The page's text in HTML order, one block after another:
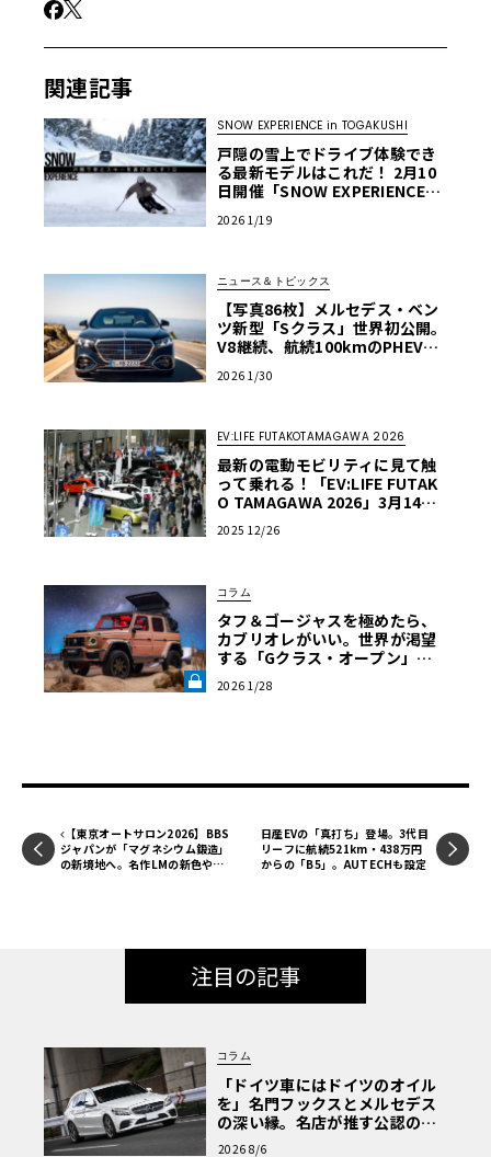
関連記事
SNOW EXPERIENCE in TOGAKUSHI
戸隠の雪上でドライブ体験でき
る最新モデルはこれだ！ 2月10
日開催「SNOW EXPERIENCE」
2026 1/19
ニュース＆トピックス
【写真86枚】メルセデス・ベン
ツ新型「Sクラス」世界初公開。
V8継続、航続100kmのPHEV、
の1台はどこまで進化したのか？
2026 1/30
EV:LIFE FUTAKOTAMAGAWA 2026
最新の電動モビリティに見て触
って乗れる！「EV:LIFE FUTAK
O TAMAGAWA 2026」3月14・1
2025 12/26
コラム
タフ＆ゴージャスを極めたら、
カブリオレがいい。世界が渇望
する「Gクラス・オープン」の
第2回《LE VOLANT LAB》
2026 1/28
【東京オートサロン2026】BBS
ジャパンが「マグネシウム鍛造」
の新境地へ。名作LMの新色や、
日産EVの「真打ち」登場。3代目
リーフに航続521km・438万円
からの「B5」。AUTECHも設定
注目の記事
コラム
「ドイツ車にはドイツのオイル
を」名門フックスとメルセデス
の深い縁。名店が推す公認の安
心と、Cクラスで味わうシルキー
2026 8/6